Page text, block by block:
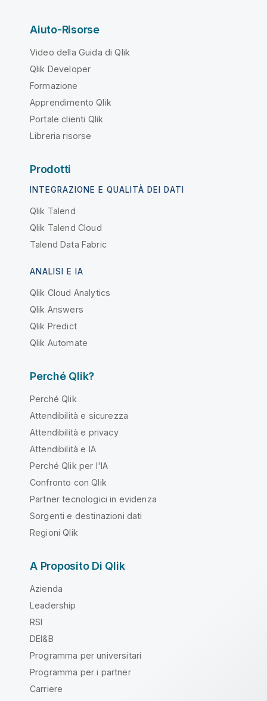
Aiuto-Risorse
Video della Guida di Qlik
Qlik Developer
Formazione
Apprendimento Qlik
Portale clienti Qlik
Libreria risorse
Prodotti
INTEGRAZIONE E QUALITÀ DEI DATI
Qlik Talend
Qlik Talend Cloud
Talend Data Fabric
ANALISI E IA
Qlik Cloud Analytics
Qlik Answers
Qlik Predict
Qlik Automate
Perché Qlik?
Perché Qlik
Attendibilità e sicurezza
Attendibilità e privacy
Attendibilità e IA
Perché Qlik per l'IA
Confronto con Qlik
Partner tecnologici in evidenza
Sorgenti e destinazioni dati
Regioni Qlik
A Proposito Di Qlik
Azienda
Leadership
RSI
DEI&B
Programma per universitari
Programma per i partner
Carriere